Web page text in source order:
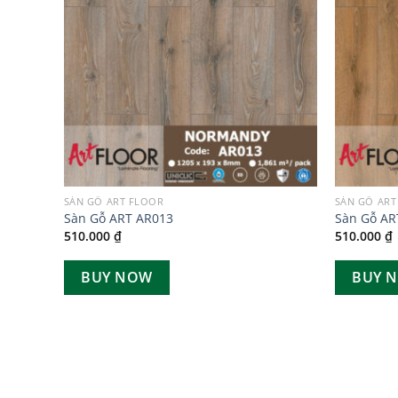
SÀN GỖ ART FLOOR
Sàn Gỗ ART AR013
510.000 ₫
BUY NOW
SÀN GỖ
Sàn Gỗ
510.000 ₫
BUY